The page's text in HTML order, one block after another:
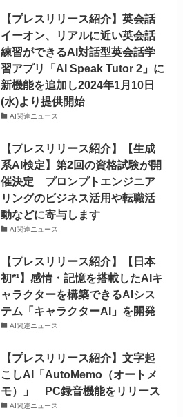
【プレスリリース紹介】英会話
イーオン、リアルに近い英会話
練習ができるAI対話型英会話学
習アプリ「AI Speak Tutor 2」に
新機能を追加し2024年1月10日
(水)より提供開始
AI関連ニュース
【プレスリリース紹介】【生成
系AI検定】第2回の資格試験が開
催決定 プロンプトエンジニア
リングのビジネス活用や転職活
動などに寄与します
AI関連ニュース
【プレスリリース紹介】【日本
初*¹】感情・記憶を搭載したAIキ
ャラクターを構築できるAIシス
テム「キャラクターAI」を開発
AI関連ニュース
【プレスリリース紹介】文字起
こしAI「AutoMemo（オートメ
モ）」 PC録音機能をリリース
AI関連ニュース